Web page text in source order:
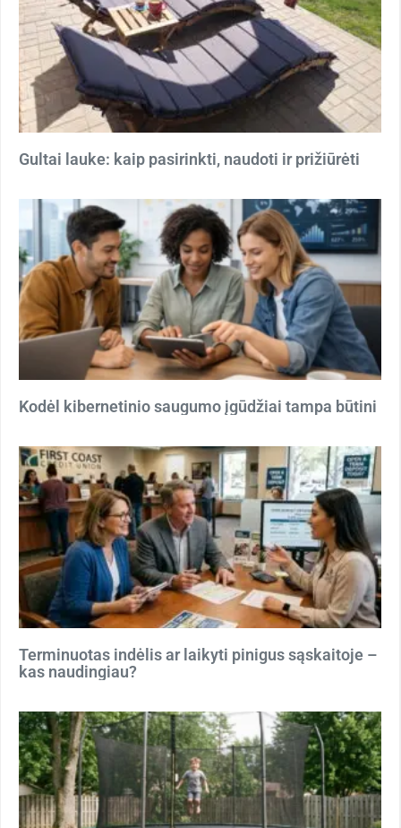
Gultai lauke: kaip pasirinkti, naudoti ir prižiūrėti
Kodėl kibernetinio saugumo įgūdžiai tampa būtini
Terminuotas indėlis ar laikyti pinigus sąskaitoje –
kas naudingiau?